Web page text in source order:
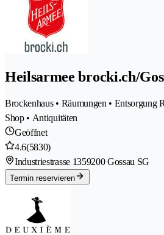
Heilsarmee brocki.ch/
Brockenhaus • Räumungen • Entsorgung
Shop • Antiquitäten
Geöffnet
4.6(5830)
Industriestrasse 1359200 Gossau SG
Termin reservieren